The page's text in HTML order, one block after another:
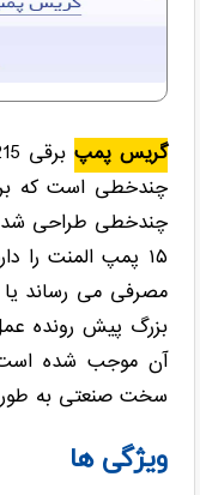
گریس پمپ
چندخطی است که
چندخطی طراحی شده
۱۵ پمپ المنت را
مصرفی می رساند
بزرگ پیش رونده
آن موجب شده
سخت صنعتی به طور
ویژگی ها